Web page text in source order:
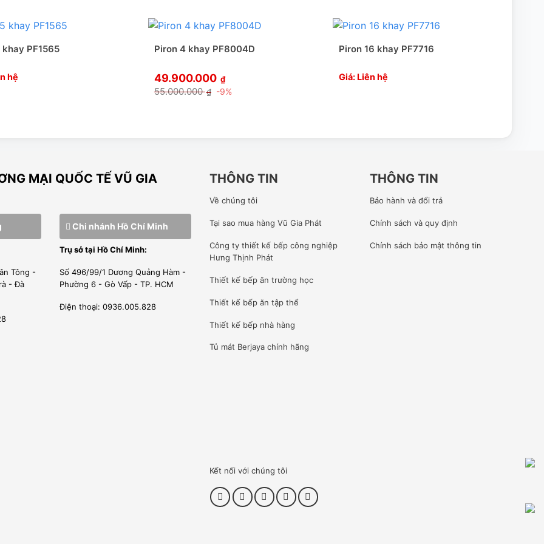
xác các điều kiện trong thời gian thực bên trong buồng
5XGN 2/3, sử dụng điện 220V/50Hz phù hợp cho tât cả
cho những căn bếp không gian nhỏ nhưng đòi hỏi sự đẳng
absolute;top: 0;left: 0;width: 100%;height: 100%;”
khay PF1565
hệ
Piron 4 khay PF8004D
49.900.000 ₫
55.000.000₫ -9%
Piron 16 khay PF7716
Giá: Liên hệ
MẠI QUỐC TẾ VŨ GIA
Tông -
- Đà
Chi nhánh Hồ Chí Minh
Trụ sở tại Hồ Chí Minh:
Số 496/99/1 Dương Quảng Hàm -
Phường 6 - Gò Vấp - TP. HCM
Điện thoại: 0936.005.828
THÔNG TIN
Về chúng tôi
Tại sao mua hàng Vũ Gia Phát
Công ty thiết kế bếp công nghiệp
Hưng Thịnh Phát
Thiết kế bếp ăn trường học
Thiết kế bếp ăn tập thể
Thiết kế bếp nhà hàng
Tủ mát Berjayachính hãng
THÔNG TIN
Bảo hành và đổi trả
Chính sách và quy định
Chính sách bảo mật thông tin
Kết nối với chúng tôi